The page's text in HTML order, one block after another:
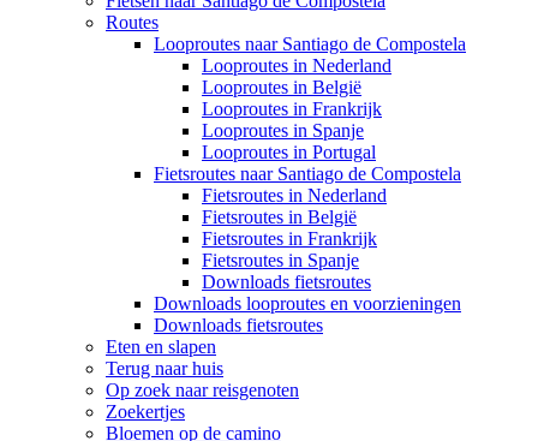
Routes
Looproutes naar Santiago de Compostela
Looproutes in Nederland
Looproutes in België
Looproutes in Frankrijk
Looproutes in Spanje
Looproutes in Portugal
Fietsroutes naar Santiago de Compostela
Fietsroutes in Nederland
Fietsroutes in België
Fietsroutes in Frankrijk
Fietsroutes in Spanje
Downloads fietsroutes
Downloads looproutes en voorzieningen
Downloads fietsroutes
Eten en slapen
Terug naar huis
Op zoek naar reisgenoten
Zoekertjes
Bloemen op de camino